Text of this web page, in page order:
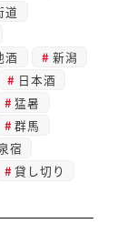
道
酒
新潟
日本酒
猛暑
群馬
宿
貸し切り